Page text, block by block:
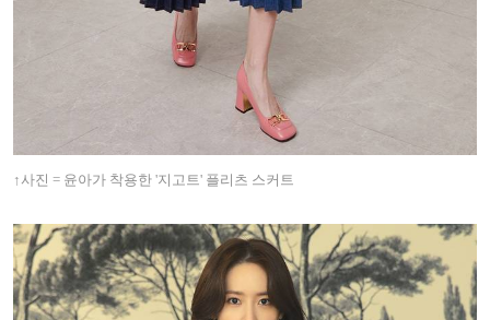
↑ 사진 = 윤아가 착용한 '지고트' 플리츠 스커트